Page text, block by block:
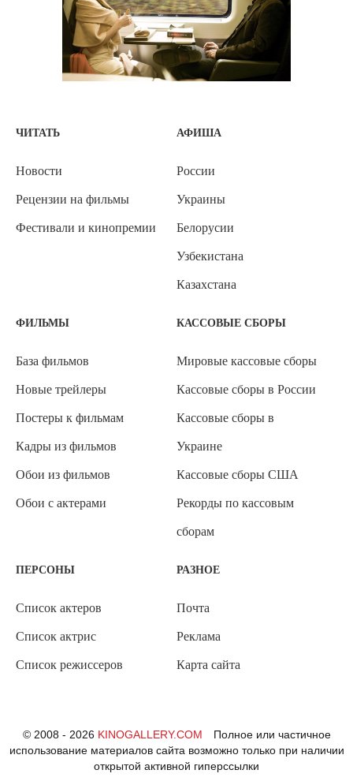
ЧИТАТЬ
Новости
Рецензии на фильмы
Фестивали и кинопремии
АФИША
России
Украины
Белорусии
Узбекистана
Казахстана
ФИЛЬМЫ
База фильмов
Новые трейлеры
Постеры к фильмам
Кадры из фильмов
Обои из фильмов
Обои с актерами
КАССОВЫЕ СБОРЫ
Мировые кассовые сборы
Кассовые сборы в России
Кассовые сборы в
Украине
Кассовые сборы США
Рекорды по кассовым
сборам
ПЕРСОНЫ
Список актеров
Список актрис
Список режиссеров
РАЗНОЕ
Почта
Реклама
Карта сайта
© 2008 - 2026 KINOGALLERY.COM
Полное или частичное
использование материалов сайта возможно только при наличии
открытой активной гиперссылки